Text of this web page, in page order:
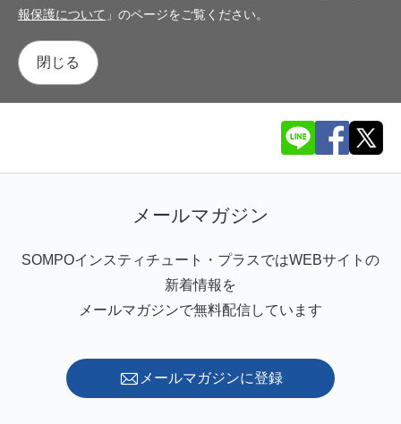
報保護について 」のページをご覧ください。
閉じる
メールマガジン
SOMPOインスティチュート・プラスではWEBサイトの
新着情報を
メールマガジンで無料配信しています
メールマガジンに登録